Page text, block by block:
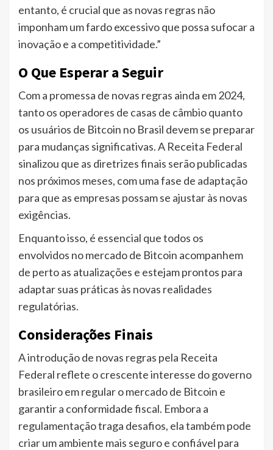
entanto, é crucial que as novas regras não
imponham um fardo excessivo que possa sufocar a
inovação e a competitividade.”
O Que Esperar a Seguir
Com a promessa de novas regras ainda em 2024,
tanto os operadores de casas de câmbio quanto
os usuários de Bitcoin no Brasil devem se preparar
para mudanças significativas. A Receita Federal
sinalizou que as diretrizes finais serão publicadas
nos próximos meses, com uma fase de adaptação
para que as empresas possam se ajustar às novas
exigências.
Enquanto isso, é essencial que todos os
envolvidos no mercado de Bitcoin acompanhem
de perto as atualizações e estejam prontos para
adaptar suas práticas às novas realidades
regulatórias.
Considerações Finais
A introdução de novas regras pela Receita
Federal reflete o crescente interesse do governo
brasileiro em regular o mercado de Bitcoin e
garantir a conformidade fiscal. Embora a
regulamentação traga desafios, ela também pode
criar um ambiente mais seguro e confiável para